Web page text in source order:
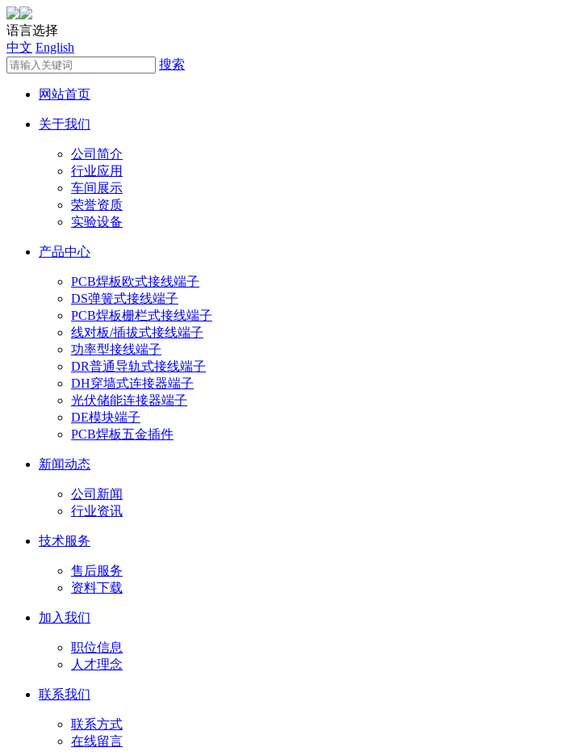
语言选择
中文 English
搜索
网站首页
关于我们
公司简介
行业应用
车间展示
荣誉资质
实验设备
产品中心
PCB焊板欧式接线端子
DS弹簧式接线端子
PCB焊板栅栏式接线端子
线对板/插拔式接线端子
功率型接线端子
DR普通导轨式接线端子
DH穿墙式连接器端子
光伏储能连接器端子
DE模块端子
PCB焊板五金插件
新闻动态
公司新闻
行业资讯
技术服务
售后服务
资料下载
加入我们
职位信息
人才理念
联系我们
联系方式
在线留言